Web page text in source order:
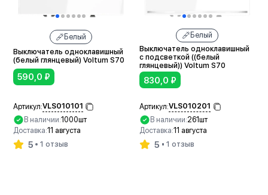
Белый
Выключатель одноклавишный
(белый глянцевый) Voltum S70
590,0 ₽
Артикул:VLS010101
В наличии:1000шт
Доставка:11 августа
5 1 отзыв
Белый
Выключатель одноклавишный
с подсветкой ((белый
глянцевый)) Voltum S70
830,0 ₽
Артикул:VLS010201
В наличии:261шт
Доставка:11 августа
5 1 отзыв